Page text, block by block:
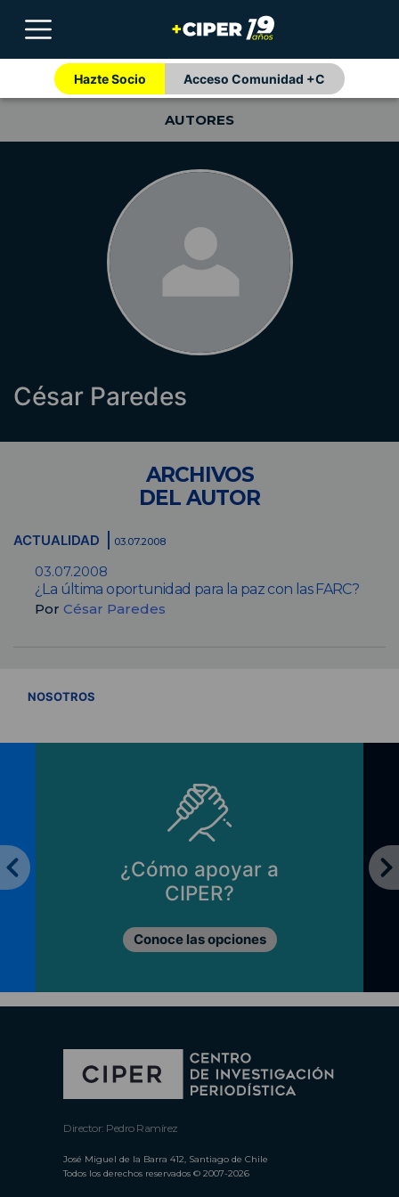
Hazte Socio Acceso Comunidad +C
AUTORES
César Paredes
ARCHIVOS
DEL AUTOR
ACTUALIDAD 03.07.2008
03.07.2008
¿La última oportunidad para la paz con las FARC?
Por César Paredes
NOSOTROS
¿Cómo apoyar a
CIPER?
Conoce las opciones
Director: Pedro Ramírez
José Miguel de la Barra 412, Santiago de Chile
Todos los derechos reservados © 2007-2026